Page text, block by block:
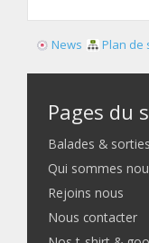
News Plan de
Pages du
Balades &
Qui sommes
Rejoins nous
Nous contacter